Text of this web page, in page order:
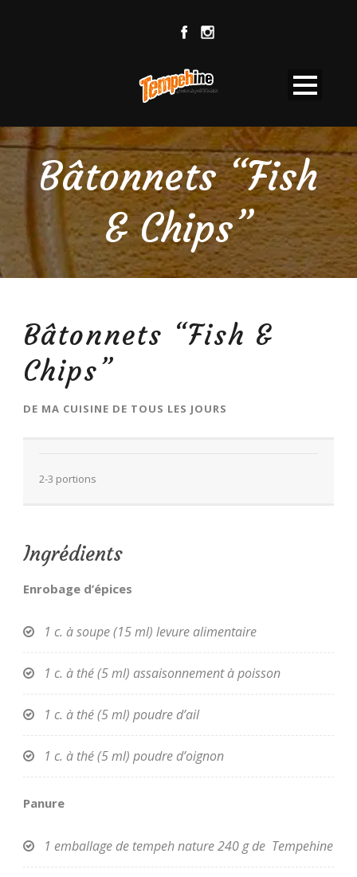
Bâtonnets “Fish
& Chips”
Bâtonnets “Fish &
Chips”
DE MA CUISINE DE TOUS LES JOURS
2-3 portions
Ingrédients
Enrobage d’épices
1 c. à soupe (15 ml) levure alimentaire
1 c. à thé (5 ml) assaisonnement à poisson
1 c. à thé (5 ml) poudre d’ail
1 c. à thé (5 ml) poudre d’oignon
Panure
1 emballage de tempeh nature 240 g de Tempehine